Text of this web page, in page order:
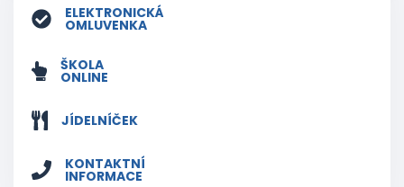
ELEKTRONICKÁ
OMLUVENKA
ŠKOLA
ONLINE
JÍDELNÍČEK
KONTAKTNÍ
INFORMACE